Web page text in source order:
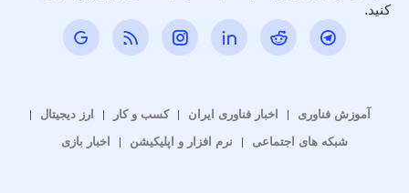
کنید.
آموزش فناوری اخبار فناوری ایران کسب و کار
ارز دیجیتال
شبکه های اجتماعی
نرم افزار و اپلیکیشن اخبار بازی